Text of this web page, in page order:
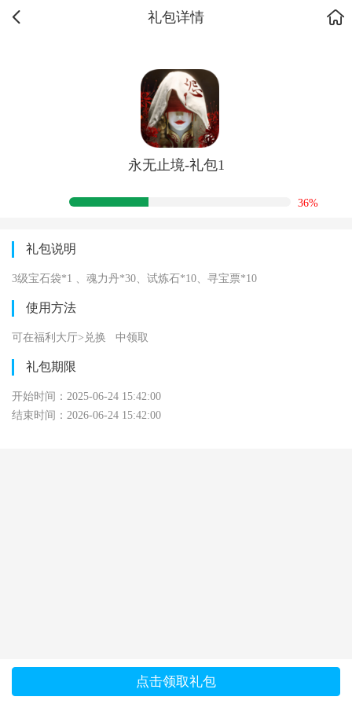
礼包详情
永无止境-礼包1
36%
点击领取礼包
礼包说明
3级宝石袋*1 、魂力丹*30、试炼石*10、寻宝票*10
使用方法
可在福利大厅>兑换 中领取
礼包期限
开始时间：2025-06-24 15:42:00
结束时间：2026-06-24 15:42:00